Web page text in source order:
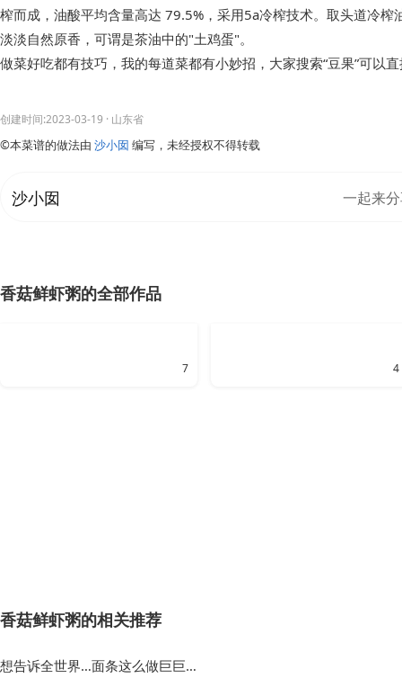
榨而成，油酸平均含量高达 79.5%，采用5a冷榨技术。取头道冷榨
淡淡自然原香，可谓是茶油中的"土鸡蛋"。
做菜好吃都有技巧，我的每道菜都有小妙招，大家搜索“豆果”可以
创建时间:2023-03-19 · 山东省
©本菜谱的做法由 沙小囡 编写，未经授权不得转载
沙小囡 一起来
香菇鲜虾粥的全部作品
7 4
香菇鲜虾粥的相关推荐
想告诉全世界…面条这么做巨巨巨好吃